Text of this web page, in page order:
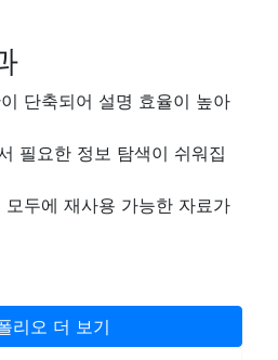
단축되어 설명 효율이 높아
필요한 정보 탐색이 쉬워집
두에 재사용 가능한 자료가
리오 더 보기